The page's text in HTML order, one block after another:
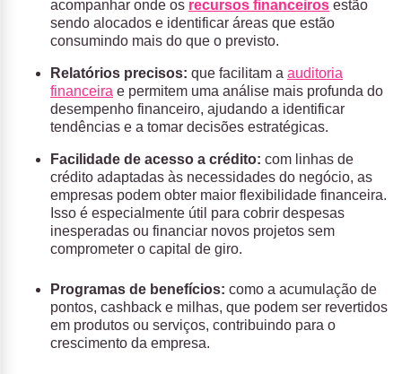
acompanhar onde os recursos financeiros estão
sendo alocados e identificar áreas que estão
consumindo mais do que o previsto.
Relatórios precisos: que facilitam a auditoria
financeira e permitem uma análise mais profunda do
desempenho financeiro, ajudando a identificar
tendências e a tomar decisões estratégicas.
Facilidade de acesso a crédito: com linhas de
crédito adaptadas às necessidades do negócio, as
empresas podem obter maior flexibilidade financeira.
Isso é especialmente útil para cobrir despesas
inesperadas ou financiar novos projetos sem
comprometer o capital de giro.
Programas de benefícios: como a acumulação de
pontos, cashback e milhas, que podem ser revertidos
em produtos ou serviços, contribuindo para o
crescimento da empresa.